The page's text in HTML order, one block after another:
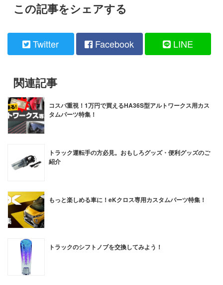
この記事をシェアする
Twitter Facebook LINE
関連記事
コスパ重視！1万円で買えるHA36S型アルトワークス用カス
タムパーツ特集！
トラック運転手の方必見。おもしろグッズ・便利グッズのご
紹介
もっと楽しめる車に！eKクロス専用カスタムパーツ特集！
トラックのシフトノブを交換してみよう！